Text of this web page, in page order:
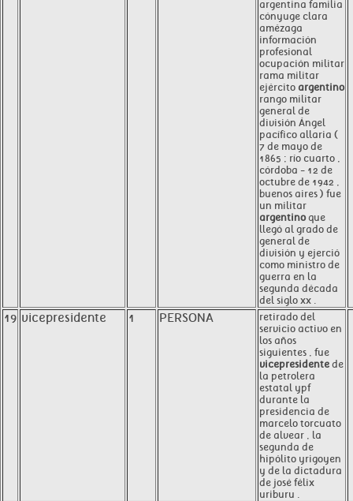
argentina familia
cónyuge clara
amézaga
información
profesional
ocupación militar
rama militar
ejército argentino
rango militar
general de
división Ángel
pacífico allaria (
7 de mayo de
1865 ; río cuarto ,
córdoba - 12 de
octubre de 1942 ,
buenos aires ) fue
un militar
argentinoque
llegó al grado de
general de
división y ejerció
como ministro de
guerra en la
segunda década
del siglo xx .
19 vicepresidente 1 PERSONA
retirado del
servicio activo en
los años
siguientes , fue
vicepresidente de
la petrolera
estatal ypf
durante la
presidencia de
marcelo torcuato
de alvear , la
segunda de
hipólito yrigoyen
y de la dictadura
de josé félix
uriburu .